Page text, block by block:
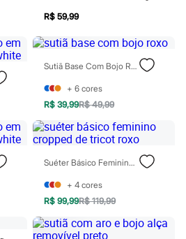
R$ 59,99
Sutiã Base Com Bojo Roxo
+ 6 cores
R$ 39,99R$ 49,99
Suéter Básico Feminino Cropped De Tricot Roxo
+ 4 cores
R$ 99,99R$ 119,99